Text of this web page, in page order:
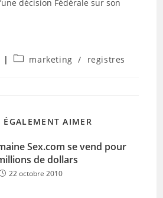
décision Fédérale sur son
Postmarketing / registres
ÉGALEMENT AIMER
Sex.com se vend pour
de dollars
22 octobre 2010